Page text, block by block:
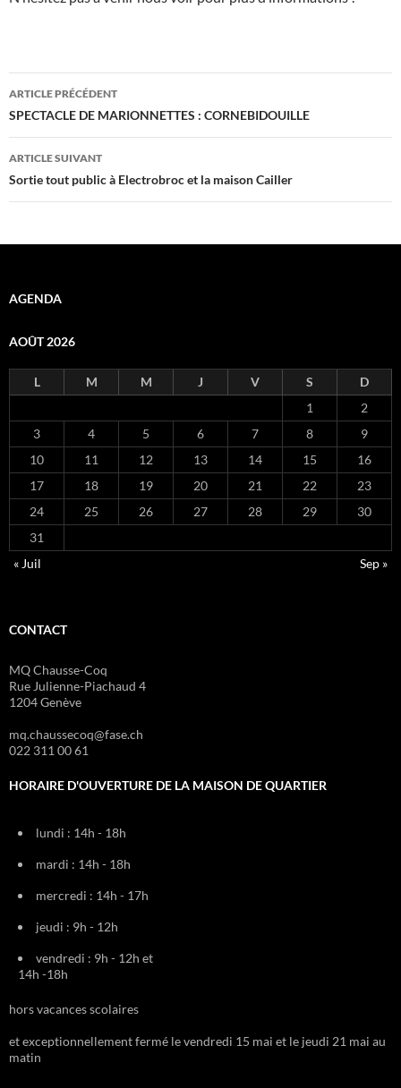
Navigation
des
articles
ARTICLE PRÉCÉDENT
SPECTACLE DE MARIONNETTES : CORNEBIDOUILLE
ARTICLE SUIVANT
Sortie tout public à Electrobroc et la maison Cailler
AGENDA
AOÛT 2026
L M M J V S
D
1
2
3
4 5 6 7 8
9
10
11 12 13 14 15
16
17
18 19 20 21 22
23
24
25 26 27 28 29
30
31
« Juil
Sep »
CONTACT
MQ Chausse-Coq
Rue Julienne-Piachaud 4
1204 Genève
mq.chaussecoq@fase.ch
022 311 00 61
HORAIRE D'OUVERTURE DE LA MAISON DE QUARTIER
lundi : 14h - 18h
mardi : 14h - 18h
mercredi : 14h - 17h
jeudi : 9h - 12h
vendredi : 9h - 12h et
14h -18h
hors vacances scolaires
et exceptionnellement fermé le vendredi 15 mai et le jeudi 21 mai au
matin